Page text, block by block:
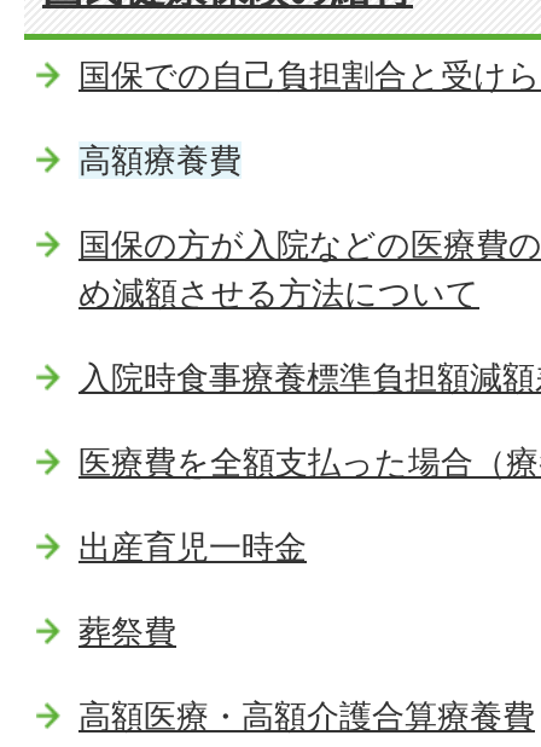
国保での自己負担割合と受け
高額療養費
国保の方が入院などの医療費
め減額させる方法について
入院時食事療養標準負担額減
医療費を全額支払った場合（
出産育児一時金
葬祭費
高額医療・高額介護合算療養費